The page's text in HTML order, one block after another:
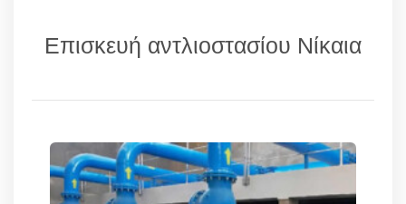
Επισκευή αντλιοστασίου Νίκαια